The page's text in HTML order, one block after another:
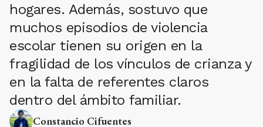
hogares. Además, sostuvo que
muchos episodios de violencia
escolar tienen su origen en la
fragilidad de los vínculos de crianza y
en la falta de referentes claros
dentro del ámbito familiar.
Constancio Cifuentes